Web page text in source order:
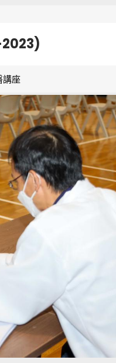
2023)
講座